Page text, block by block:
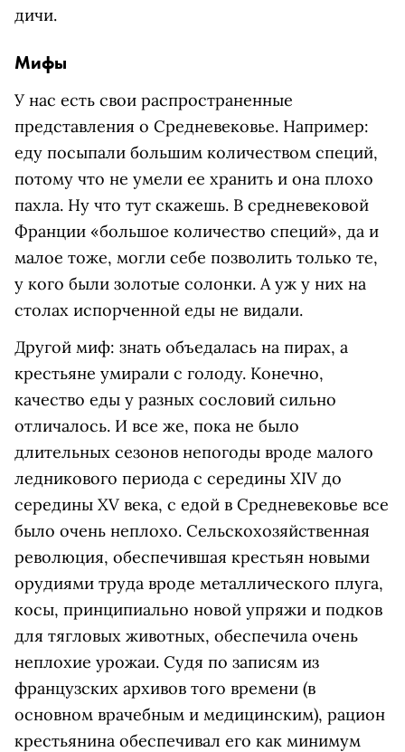
дичи.
Мифы
У нас есть свои распространенные
представления о Средневековье. Например:
еду посыпали большим количеством специй,
потому что не умели ее хранить и она плохо
пахла. Ну что тут скажешь. В средневековой
Франции «большое количество специй», да и
малое тоже, могли себе позволить только те,
у кого были золотые солонки. А уж у них на
столах испорченной еды не видали.
Другой миф: знать объедалась на пирах, а
крестьяне умирали с голоду. Конечно,
качество еды у разных сословий сильно
отличалось. И все же, пока не было
длительных сезонов непогоды вроде малого
ледникового периода с середины XIV до
середины XV века, с едой в Средневековье все
было очень неплохо. Сельскохозяйственная
революция, обеспечившая крестьян новыми
орудиями труда вроде металлического плуга,
косы, принципиально новой упряжи и подков
для тягловых животных, обеспечила очень
неплохие урожаи. Судя по записям из
французских архивов того времени (в
основном врачебным и медицинским), рацион
крестьянина обеспечивал его как минимум